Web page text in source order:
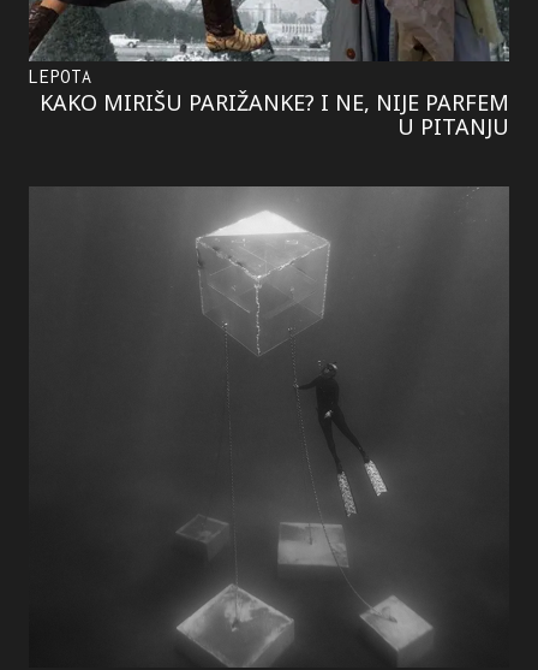
LEPOTA
KAKO MIRIŠU PARIŽANKE? I NE, NIJE PARFEM
U PITANJU